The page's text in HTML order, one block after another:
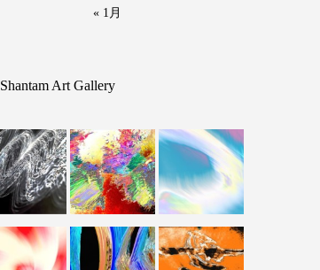
« 1月
Shantam Art Gallery